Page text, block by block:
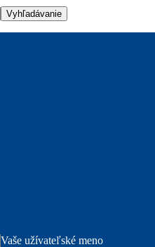
Vaše užívateľské meno